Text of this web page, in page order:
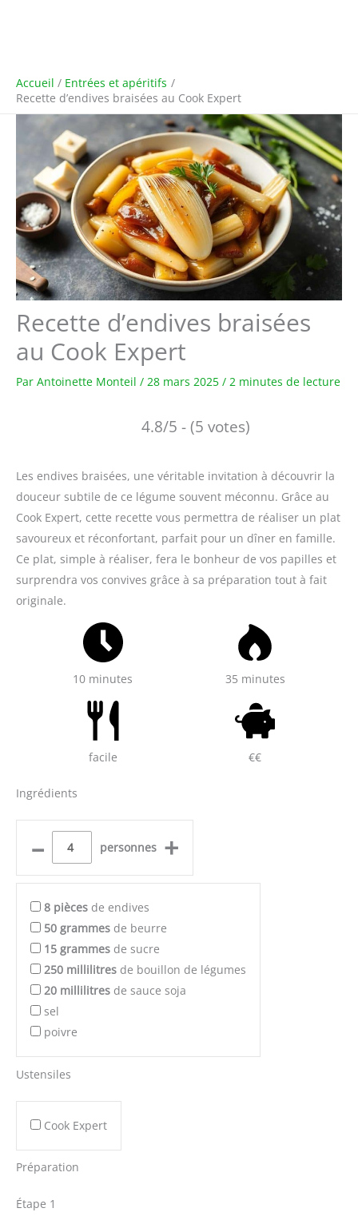
Accueil
Entrées et apéritifs
Recette d’endives braisées au Cook Expert
Recette d’endives braisées
au Cook Expert
Par Antoinette Monteil / 28 mars 2025 / 2 minutes de lecture
4.8/5 - (5 votes)
Les endives braisées, une véritable invitation à découvrir la
douceur subtile de ce légume souvent méconnu. Grâce au
Cook Expert, cette recette vous permettra de réaliser un plat
savoureux et réconfortant, parfait pour un dîner en famille.
Ce plat, simple à réaliser, fera le bonheur de vos papilles et
surprendra vos convives grâce à sa préparation tout à fait
originale.
10 minutes 35 minutes
facile €€
Ingrédients
– personnes +
8 pièces de endives
50 grammes de beurre
15 grammes de sucre
250 millilitres de bouillon de légumes
20 millilitres de sauce soja
sel
poivre
Ustensiles
Cook Expert
Préparation
Étape 1